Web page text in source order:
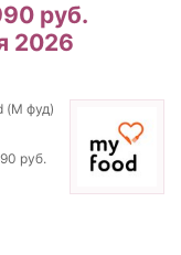
руб.
2026
(М фуд)
руб.